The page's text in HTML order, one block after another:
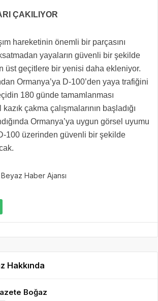
ÇAKILIYOR
hareketinin önemli bir parçasını
yayaların güvenli bir şekilde
üst geçitlere bir yenisi daha ekleniyor.
Ormanya’ya D-100’den yaya trafiğini
180 günde tamamlanması
çakma çalışmalarının başladığı
Ormanya’ya uygun görsel uyumu
100 üzerinden güvenli bir şekilde
Haber Ajansı
Hakkında
Boğaz